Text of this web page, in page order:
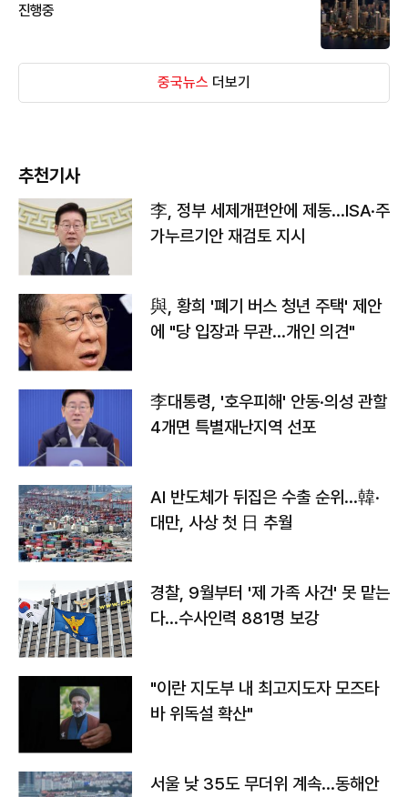
진행중
중국뉴스 더보기
추천기사
李, 정부 세제개편안에 제동…ISA·주
가누르기안 재검토 지시
與, 황희 '폐기 버스 청년 주택' 제안
에 "당 입장과 무관…개인 의견"
李대통령, '호우피해' 안동·의성 관할
4개면 특별재난지역 선포
AI 반도체가 뒤집은 수출 순위…韓·
대만, 사상 첫 日 추월
경찰, 9월부터 '제 가족 사건' 못 맡는
다…수사인력 881명 보강
"이란 지도부 내 최고지도자 모즈타
바 위독설 확산"
서울 낮 35도 무더위 계속…동해안